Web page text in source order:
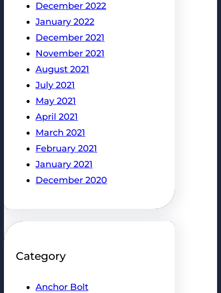
December 2022
January 2022
December 2021
November 2021
August 2021
July 2021
May 2021
April 2021
March 2021
February 2021
January 2021
December 2020
Category
Anchor Bolt